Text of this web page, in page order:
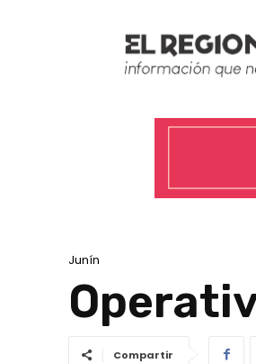
Junín
Compartir